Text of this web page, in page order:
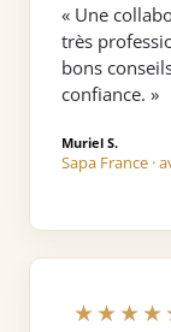
« Une
très
bons
confiance. »
Muriel S.
Sapa France ·